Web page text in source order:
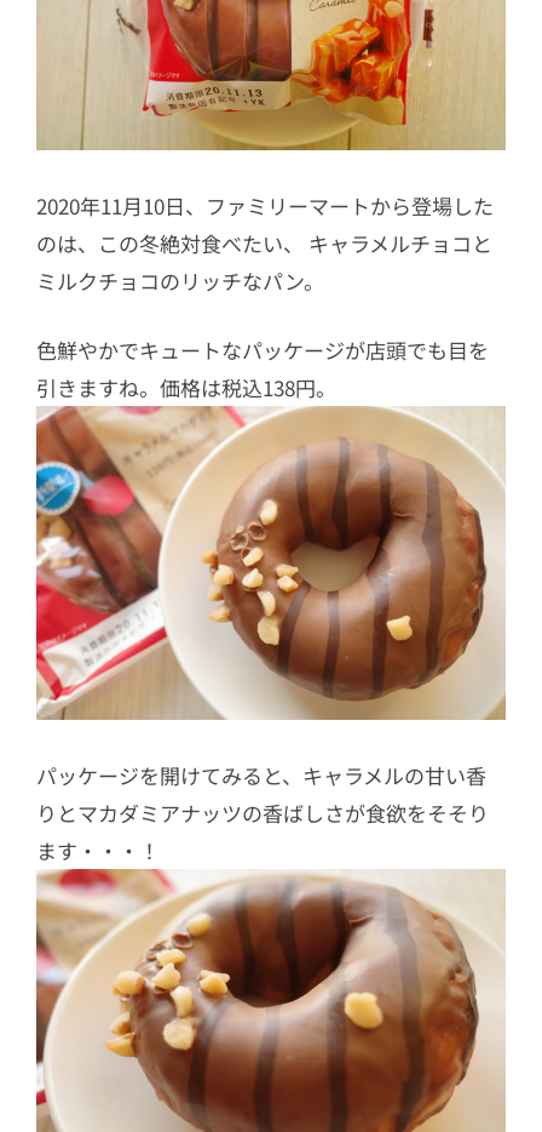
2020年11月10日、ファミリーマートから登場した
のは、この冬絶対食べたい、 キャラメルチョコと
ミルクチョコのリッチなパン。
色鮮やかでキュートなパッケージが店頭でも目を
引きますね。価格は税込138円。
パッケージを開けてみると、キャラメルの甘い香
りとマカダミアナッツの香ばしさが食欲をそそり
ます・・・！